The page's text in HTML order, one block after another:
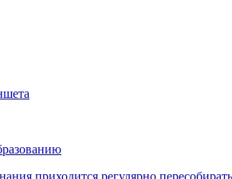
приходится регулярно